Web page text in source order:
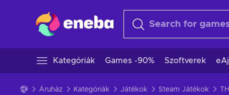
Kategóriák Games -90% Szoftverek
Áruház Kategóriák Játékok Steam Játékok